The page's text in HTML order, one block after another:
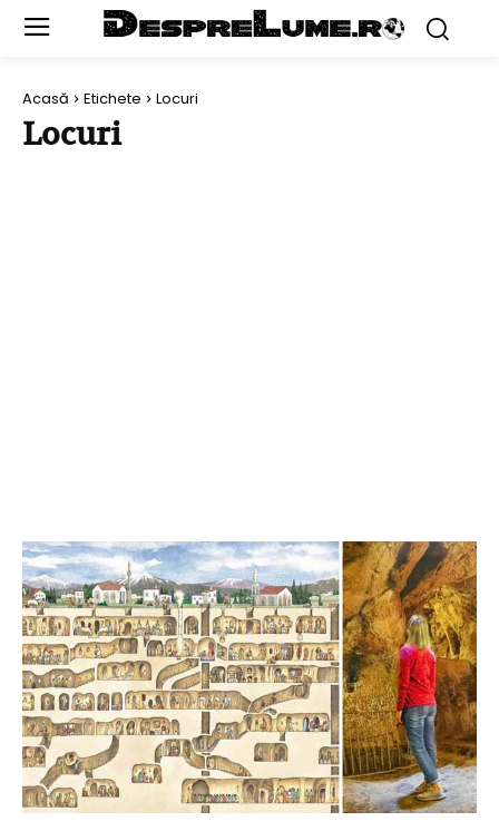
Acasă Etichete Locuri
Locuri